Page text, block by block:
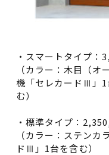
・スマートタイプ：
（カラー：木目（
機「セレカードⅢ」1
む）
・標準タイプ：
（カラー：ステンカ
ドⅢ」1台を含む）